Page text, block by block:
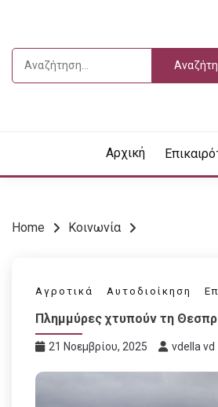
content
Αναζήτηση
Αρχική
Home Κοινωνία
Αγροτικά Αυτοδιοίκηση
Πλημμύρες χτυπούν τη
21 Νοεμβρίου, 2025 vdella vd